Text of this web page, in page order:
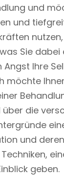
und
und
Sie dabei
Angst Ihre
möchte
die
und deren
geben.